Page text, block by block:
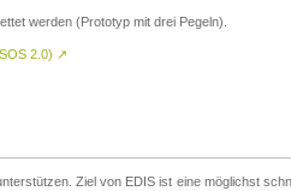
werden (Prototyp mit drei Pegeln).
2.0) ↗
Ziel von EDIS ist eine möglichst